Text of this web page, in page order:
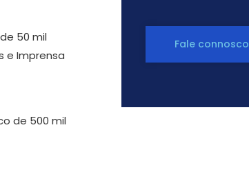
50 mil
e Imprensa
de 500 mil
Fale connosco